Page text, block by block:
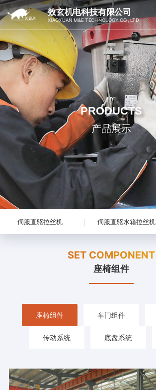
效玄机电科技有限公司
XIAOXUAN M&E TECHNOLOGY CO., LTD
PRODUCTS
产品展示
伺服直驱拉丝机 伺服直驱水箱拉丝机
SET COMPONENT
座椅组件
座椅组件 车门组件
传动系统 底盘系统